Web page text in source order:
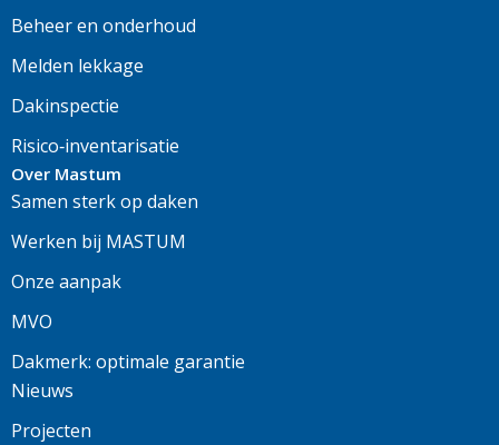
Beheer en onderhoud
Melden lekkage
Dakinspectie
Risico‑inventarisatie
Over Mastum
Samen sterk op daken
Werken bij MASTUM
Onze aanpak
MVO
Dakmerk: optimale garantie
Nieuws
Projecten